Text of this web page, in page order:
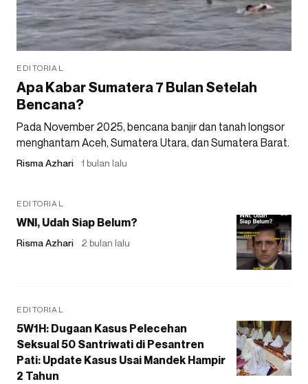
EDITORIAL
Apa Kabar Sumatera 7 Bulan Setelah
Bencana?
Pada November 2025, bencana banjir dan tanah longsor
menghantam Aceh, Sumatera Utara, dan Sumatera Barat.
Risma Azhari 1 bulan lalu
EDITORIAL
WNI, Udah Siap Belum?
Risma Azhari 2 bulan lalu
EDITORIAL
5W1H: Dugaan Kasus Pelecehan
Seksual 50 Santriwati di Pesantren
Pati: Update Kasus Usai Mandek Hampir
2 Tahun